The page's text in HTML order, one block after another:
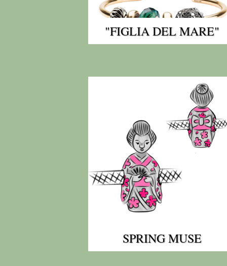
"FIGLIA DEL MARE"
SPRING MUSE